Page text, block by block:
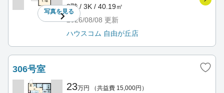
写真を見る
3階 / 3K / 40.19㎡
2026/08/08 更新
ハウスコム 自由が丘店
306号室
23万円 （共益費 15,000円）